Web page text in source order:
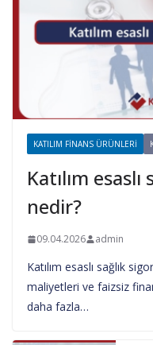
KATILIM FINANS ÜRÜNLERI
Katılım
nedir?
09.04.2026 admin
Katılım esaslı sağlık
maliyetleri ve faizsiz
daha fazla…